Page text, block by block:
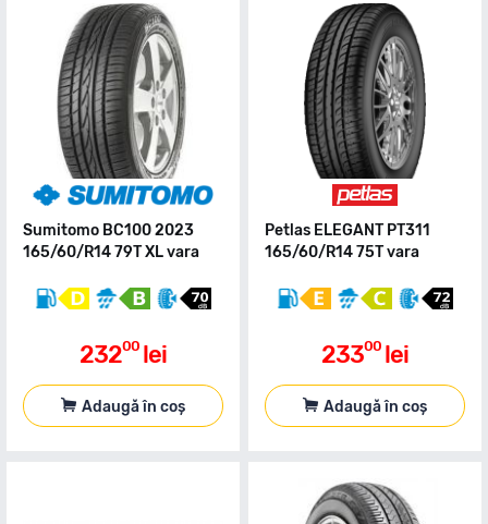
Sumitomo BC100 2023
165/60/R14 79T XL vara
23200 lei
Adaugă în coș
Petlas ELEGANT PT311
165/60/R14 75T vara
23300 lei
Adaugă în coș